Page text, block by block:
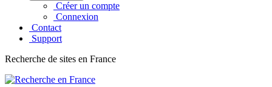
Créer un compte
Connexion
Contact
Support
Recherche de sites en France